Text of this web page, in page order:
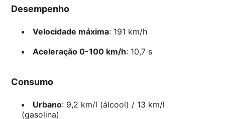
Desempenho
Velocidade máxima: 191 km/h
Aceleração 0-100 km/h: 10,7 s
Consumo
Urbano: 9,2 km/l (álcool) / 13 km/l
(gasolina)